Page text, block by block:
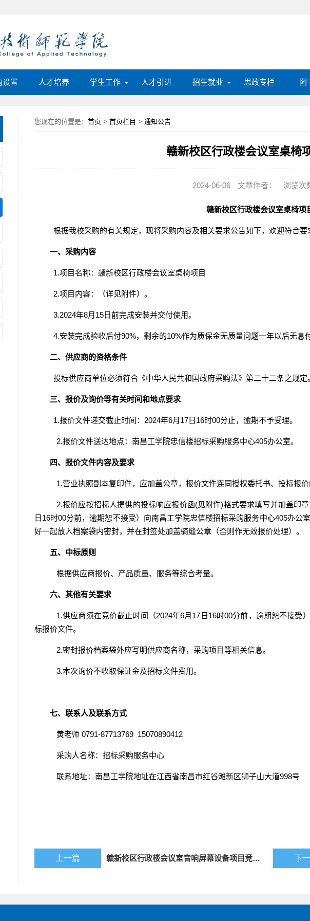
设置 人才培养 学生工作 人才引进 招生就业 思政专栏 图
您现在的位置是： 首页 > 首页栏目 > 通知公告
赣新校区行政楼会议室桌椅
2024-06-06 文章作者： 浏览次
赣新校区行政楼会议室桌椅项
根据我校采购的有关规定，现将采购内容及相关要求公告如下，欢迎符合要
一、采购内容
1.项目名称：赣新校区行政楼会议室桌椅项目
2.项目内容：（详见附件）。
3.2024年8月 15日前完成安装并交付使用。
4.安装完成验收后付90%，剩余的10%作为质保金无质量问题一年以后无息
二、供应商的资格条件
投标供应商单位必须符合《中华人民共和国政府采购法》第二十二条之规定
三、报价及询价等有关时间和地点要求
1.报价文件递交截止时间：2024年6月17日 16时00分止，逾期不予受理。
2.报价文件送达地点：南昌工学院忠信楼招标采购服务中心405办公室。
四、报价文件内容及要求
1.营业执照副本复印件，应加盖公章，报价文件连同授权委托书、投标报价
2.报价应按招标人提供的投标响应报价函(见附件)格式要求填写并加盖印
日 16时00分前，逾期恕不接受）向南昌工学院忠信楼招标采购服务中心405办公
好一起放入档案袋内密封，并在封签处加盖骑缝公章（否则作无效报价处理）。
五、中标原则
根据供应商报价、产品质量、服务等综合考量。
六、其他有关要求
1.供应商须在竞价截止时间（2024年6月17 日 16时00分前，逾期恕不接受
标报价文件。
2.密封报价档案袋外应写明供应商名称，采购项目等相关信息。
3.本次询价不收取保证金及招标文件费用。
七、联系人及联系方式
黄老师 0791-87713769 15070890412
采购人名称：招标采购服务中心
联系地址：南昌工学院地址在江西省南昌市红谷滩新区狮子山大道998号
上一篇 赣新校区行政楼会议室音响屏幕设备项目竞争性磋商公告 下